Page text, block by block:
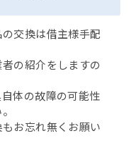
交換は借主様手配
の紹介をしますの
体の故障の可能性
お忘れ無くお願い